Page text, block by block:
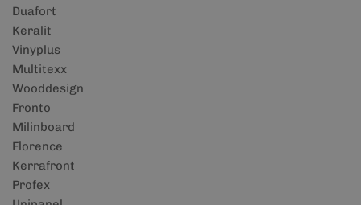
Duafort
Keralit
Vinyplus
Multitexx
Wooddesign
Fronto
Milinboard
Florence
Kerrafront
Profex